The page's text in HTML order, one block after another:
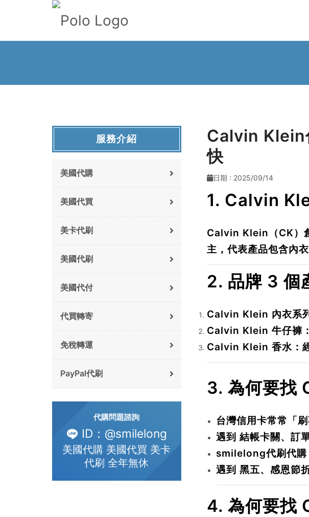
Calvin Klein
快
日期 : 2025/09/14
1. Calvin
Calvin Klein（CK）
主，代表產品包含內
2. 品牌 3 個
Calvin Klein 內衣系
Calvin Klein 牛仔褲
Calvin Klein 香水：
3. 為何要找
台灣信用卡常常「
遇到 結帳卡關 、 訂
smilelong代刷代購
遇到 黑五、感恩節
4. 為何要找
服務介紹
美國代購
美國代買
美卡代刷
美國代刷
美國代付
代買轉寄
免稅轉運
PayPal代刷
代購問題諮詢
ID：@smilelong
美國代購 美國代買 美卡
代刷 全年無休